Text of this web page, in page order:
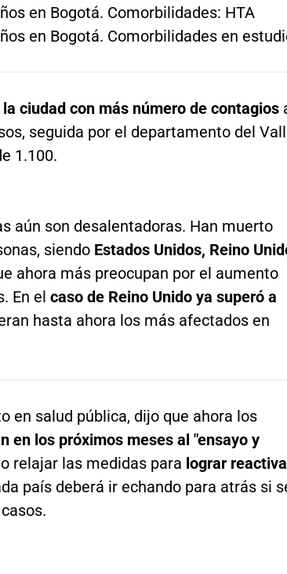
en Bogotá. Comorbilidades: HTA
en Bogotá. Comorbilidades en
ciudad con más número de contagios
seguida por el departamento del
1.100.
aún son desalentadoras. Han muerto
siendo Estados Unidos, Reino
ahora más preocupan por el aumento
En el caso de Reino Unido ya superó a
hasta ahora los más afectados en
en salud pública, dijo que ahora los
en los próximos meses al "ensayo y
relajar las medidas para lograr
país deberá ir echando para atrás si